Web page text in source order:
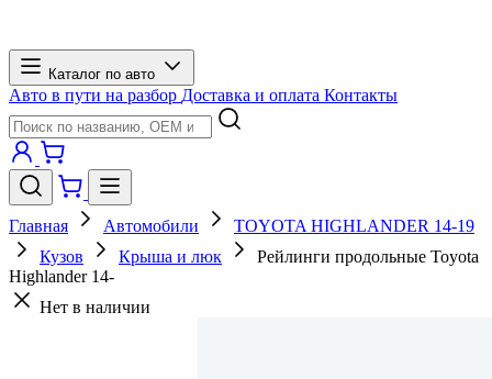
Каталог по авто
Авто в пути на разбор Доставка и оплата Контакты
Главная Автомобили
TOYOTA HIGHLANDER 14-19
Кузов
Крыша и люк
Рейлинги продольные Toyota
Highlander 14-
Нет в наличии